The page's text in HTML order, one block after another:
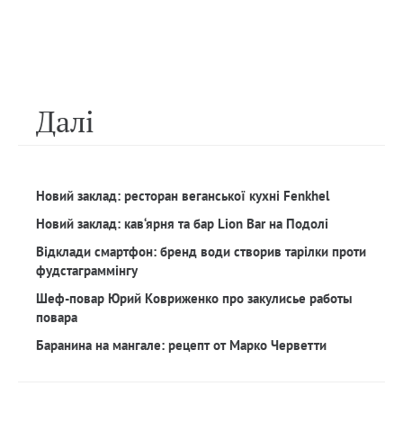
Далi
Новий заклад: ресторан веганської кухні Fenkhel
Новий заклад: кав‘ярня та бар Lion Bar на Подолі
Відклади смартфон: бренд води створив тарілки проти
фудстаграммінгу
Шеф-повар Юрий Ковриженко про закулисье работы
повара
Баранина на мангале: рецепт от Марко Черветти